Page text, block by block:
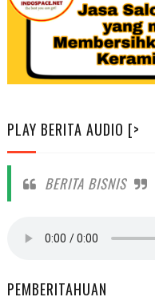
PLAY BERITA AUDIO [>
BERITA BISNIS
PEMBERITAHUAN